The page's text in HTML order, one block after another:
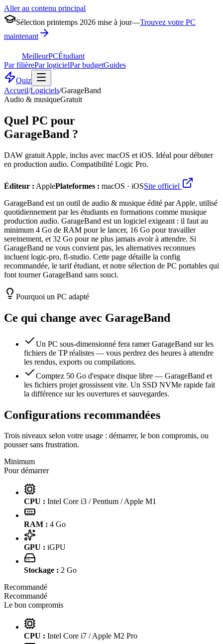
Aller au contenu principal
Sélection printemps 2026 mise à jour—Trouvez votre PC
maintenant
MeilleurPCÉtudiant
Par filièrePar logicielPar budgetGuides
Quiz
Accueil/Logiciels/GarageBand
Audio & musiqueGratuit
Quel PC pour
GarageBand ?
DAW gratuit Apple, inclus avec macOS et iOS. Idéal pour débuter
en production audio. Compatibilité Logic Pro.
Éditeur : ApplePlateformes : macOS · iOSSite officiel
GarageBand est un outil de audio & musique édité par Apple, utilisé
quotidiennement par les étudiants en formations comme musique
production audio. GarageBand est un logiciel exigeant : il faut au
minimum 4 Go de RAM pour le lancer, 16 Go pour travailler
sereinement, et 32 Go pour ne plus jamais avoir à attendre. Si
GarageBand ne vous convient pas, les alternatives reconnues
incluent logic-pro, fl-studio. Cette page détaille la config
recommandée, le tarif étudiant, et notre sélection de PC portables qui
font tourner GarageBand sans souci.
Pourquoi un PC adapté
Ce qui change avec GarageBand
Un PC sous-dimensionné fera ramer GarageBand sur les
fichiers de TP réalistes — vous perdrez des heures à attendre
les rendus, exports ou compilations.
Comptez 50 Go d'espace disque libre — GarageBand et
les fichiers projet grossissent vite. Un SSD NVMe rapide fait
la différence sur les ouvertures et sauvegardes.
Configurations recommandées
Trois niveaux selon votre usage : démarrer, le bon compromis, ou
pousser sans frustration.
Minimum
Pour démarrer
CPU : Intel Core i3 / Pentium / Apple M1
RAM : 4 Go
GPU : iGPU
Stockage : 2 Go
Recommandé
Recommandé
Le bon compromis
CPU : Intel Core i7 / Apple M2 Pro